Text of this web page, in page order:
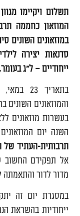
תשלום ויקיימו
המוזאון כחממה
במוזאונים השונים
סדנאות יצירה
ייחודיים–ל"ג בעומר, 23 במאי
בתאריך
והמוזאונים השונים
בעשרות מוזאונים
השנה יום
תרבותית-העתיד של
אל תפקידם החשוב
מדור לדור והתאמתה
במסגרת יום זה
ייחודיות בהשראת